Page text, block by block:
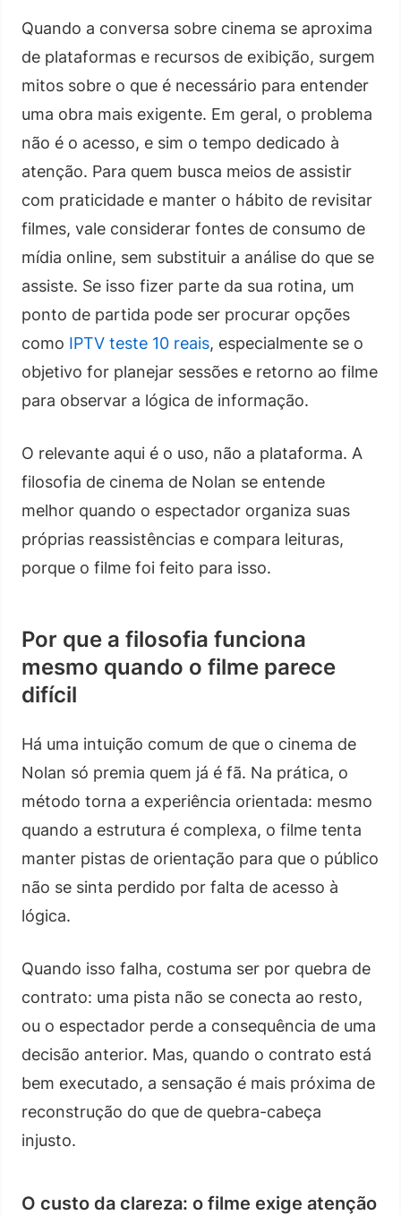
Quando a conversa sobre cinema se aproxima
de plataformas e recursos de exibição, surgem
mitos sobre o que é necessário para entender
uma obra mais exigente. Em geral, o problema
não é o acesso, e sim o tempo dedicado à
atenção. Para quem busca meios de assistir
com praticidade e manter o hábito de revisitar
filmes, vale considerar fontes de consumo de
mídia online, sem substituir a análise do que se
assiste. Se isso fizer parte da sua rotina, um
ponto de partida pode ser procurar opções
como IPTV teste 10 reais, especialmente se o
objetivo for planejar sessões e retorno ao filme
para observar a lógica de informação.
O relevante aqui é o uso, não a plataforma. A
filosofia de cinema de Nolan se entende
melhor quando o espectador organiza suas
próprias reassistências e compara leituras,
porque o filme foi feito para isso.
Por que a filosofia funciona
mesmo quando o filme parece
difícil
Há uma intuição comum de que o cinema de
Nolan só premia quem já é fã. Na prática, o
método torna a experiência orientada: mesmo
quando a estrutura é complexa, o filme tenta
manter pistas de orientação para que o público
não se sinta perdido por falta de acesso à
lógica.
Quando isso falha, costuma ser por quebra de
contrato: uma pista não se conecta ao resto,
ou o espectador perde a consequência de uma
decisão anterior. Mas, quando o contrato está
bem executado, a sensação é mais próxima de
reconstrução do que de quebra-cabeça
injusto.
O custo da clareza: o filme exige atenção